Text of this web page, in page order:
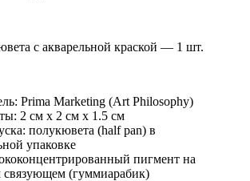
с акварельной краской — 1 шт.
Prima Marketing (Art Philosophy)
2 см х 2 см х 1.5 см
полукювета (half pan) в
упаковке
пигмент на
связующем (гуммиарабик)